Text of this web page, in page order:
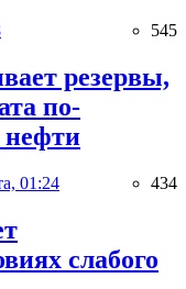
545
резервы,
по-
нефти
01:24 434
слабого